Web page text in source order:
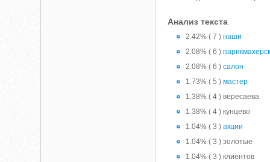
Анализ текста
2.42% ( 7 )наши
2.08% ( 6 )
2.08% ( 6 )салон
1.73% ( 5 )мастер
1.38% ( 4 ) вересаева
1.38% ( 4 ) кунцево
1.04% ( 3 )акции
1.04% ( 3 ) золотые
1.04% ( 3 ) клиентов